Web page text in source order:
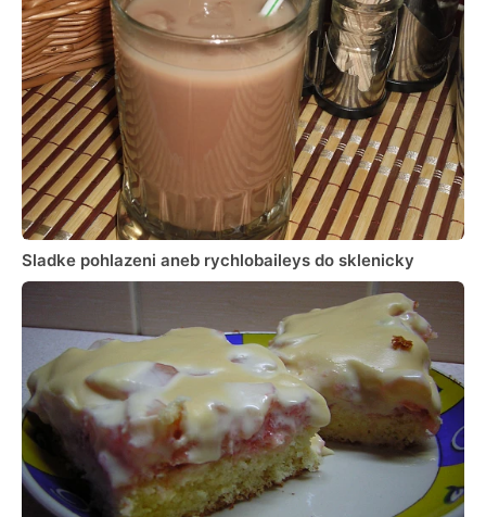
Sladke pohlazeni aneb rychlobaileys do sklenicky